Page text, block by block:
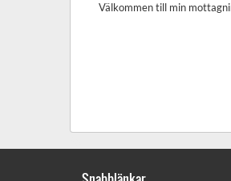
Välkommen till min